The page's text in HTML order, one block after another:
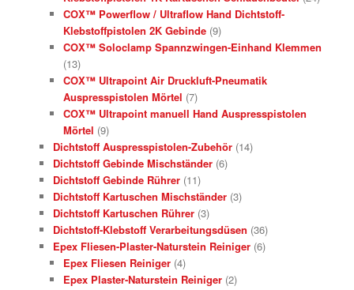
COX™ Powerflow / Ultraflow Hand Dichtstoff-
Klebstoffpistolen 2K Gebinde (9)
COX™ Soloclamp Spannzwingen-Einhand Klemmen
(13)
COX™ Ultrapoint Air Druckluft-Pneumatik
Auspresspistolen Mörtel (7)
COX™ Ultrapoint manuell Hand Auspresspistolen
Mörtel (9)
Dichtstoff Auspresspistolen-Zubehör (14)
Dichtstoff Gebinde Mischständer (6)
Dichtstoff Gebinde Rührer (11)
Dichtstoff Kartuschen Mischständer (3)
Dichtstoff Kartuschen Rührer (3)
Dichtstoff-Klebstoff Verarbeitungsdüsen (36)
Epex Fliesen-Plaster-Naturstein Reiniger (6)
Epex Fliesen Reiniger (4)
Epex Plaster-Naturstein Reiniger (2)